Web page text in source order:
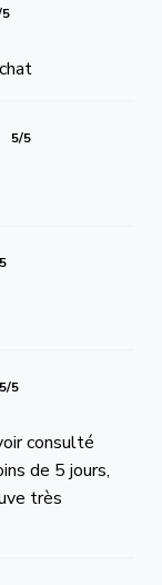
5/5
5/5
consulté
de 5 jours,
très